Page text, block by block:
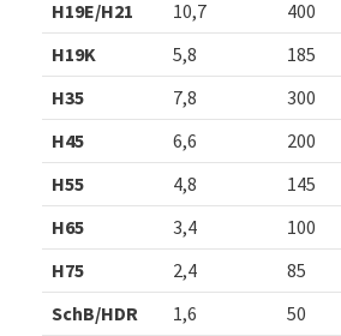
H19E/H21
10,7 400
H19K
5,8 185
H35
7,8 300
H45
6,6 200
H55
4,8 145
H65
3,4 100
H75
2,4 85
SchB/HDR
1,6 50